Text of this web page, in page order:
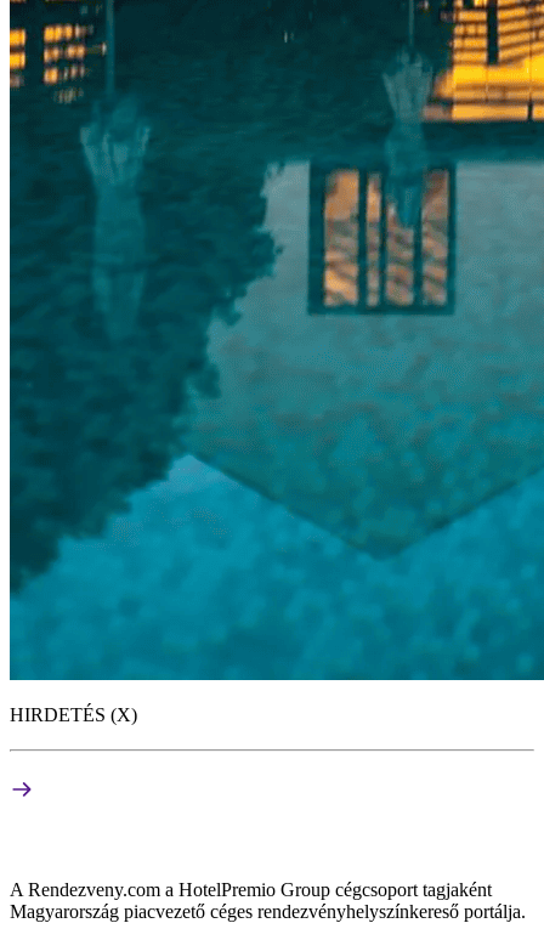
HIRDETÉS (X)
A Rendezveny.com a HotelPremio Group cégcsoport tagjaként
Magyarország piacvezető céges rendezvényhelyszínkereső portálja.